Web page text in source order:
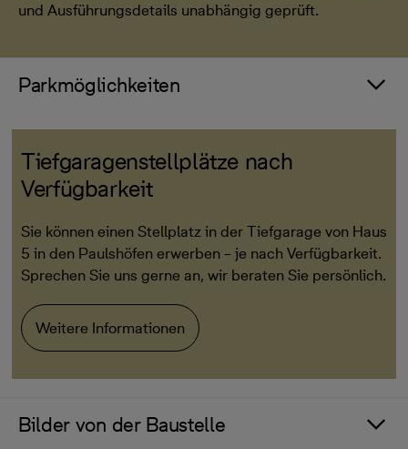
und Ausführungsdetails unabhängig geprüft.
Parkmöglichkeiten
Tiefgaragenstellplätze nach
Verfügbarkeit
Sie können einen Stellplatz in der Tiefgarage von Haus
5 in den Paulshöfen erwerben – je nach Verfügbarkeit.
Sprechen Sie uns gerne an, wir beraten Sie persönlich.
Weitere Informationen
Bilder von der Baustelle